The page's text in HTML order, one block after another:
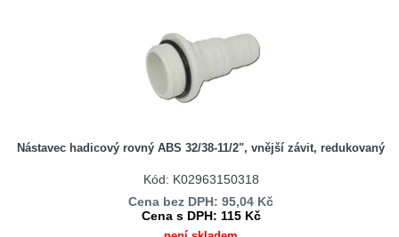
Nástavec hadicový rovný ABS 32/38-11/2", vnější závit, redukovaný
Kód: K02963150318
Cena bez DPH: 95,04 Kč
Cena s DPH: 115 Kč